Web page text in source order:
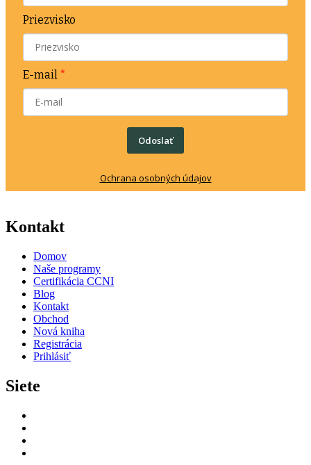
Priezvisko
E-mail *
Odoslať
Ochrana osobných údajov
Kontakt
Domov
Naše programy
Certifikácia CCNI
Blog
Kontakt
Obchod
Nová kniha
Registrácia
Prihlásiť
Siete